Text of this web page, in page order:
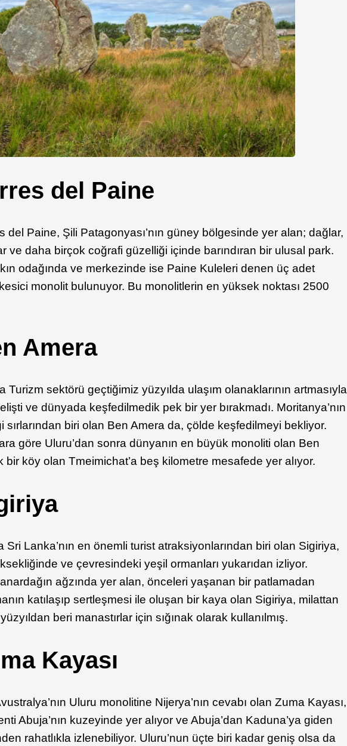
del Paine
del Paine, Şili Patagonyası’nın güney bölgesinde yer alan; dağlar,
ve daha birçok coğrafi güzelliği içinde barındıran bir ulusal park.
odağında ve merkezinde ise Paine Kuleleri denen üç adet
monolit bulunuyor. Bu monolitlerin en yüksek noktası 2500
Amera
Turizm sektörü geçtiğimiz yüzyılda ulaşım olanaklarının artmasıyla
ve dünyada keşfedilmedik pek bir yer bırakmadı. Moritanya’nın
sırlarından biri olan Ben Amera da, çölde keşfedilmeyi bekliyor.
göre Uluru’dan sonra dünyanın en büyük monoliti olan Ben
bir köy olan Tmeimichat’a beş kilometre mesafede yer alıyor.
Sri Lanka’nın en önemli turist atraksiyonlarından biri olan Sigiriya,
ve çevresindeki yeşil ormanları yukarıdan izliyor.
ağzında yer alan, önceleri yaşanan bir patlamadan
katılaşıp sertleşmesi ile oluşan bir kaya olan Sigiriya, milattan
beri manastırlar için sığınak olarak kullanılmış.
Kayası
Uluru monolitine Nijerya’nın cevabı olan Zuma Kayası,
Abuja’nın kuzeyinde yer alıyor ve Abuja’dan Kaduna’ya giden
rahatlıkla izlenebiliyor. Uluru’nun üçte biri kadar geniş olsa da